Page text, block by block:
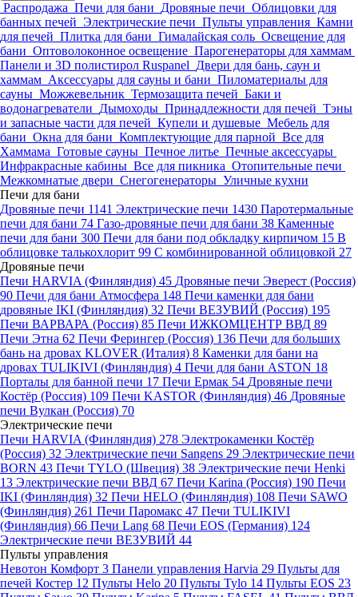
Распродажа Печи для бани Дровяные печи Облицовки для
банных печей Электрические печи Пульты управления Камни
для печей Плитка для бани Гималайская соль Освещение для
бани Оптоволоконное освещение Парогенераторы для хаммам
Панели и 3D полистирол Ruspanel Двери для бань, саун и
хаммам Аксессуары для сауны и бани Пиломатериалы для
сауны Можжевельник Термозащита печей Баки и
водонагреватели Дымоходы Принадлежности для печей Тэны
и запасные части для печей Купели и душевые Мебель для
бани Окна для бани Комплектующие для парной Все для
Хаммама Готовые сауны Печное литье Печные аксессуары
Инфракрасные кабины Все для пикника Отопительные печи
Межкомнатые двери Снегогенераторы Уличные кухни
Печи для бани
Дровяные печи 1141 Электрические печи 1430 Паротермальные
печи для бани 74 Газо-дровяные печи для бани 38 Каменные
печи для бани 300 Печи для бани под обкладку кирпичом 15 В
облицовке талькохлорит 99 С комбинированной облицовкой 27
Дровяные печи
Печи HARVIA (Финляндия) 45 Дровяные печи Эверест (Россия)
90 Печи для бани Атмосфера 148 Печи каменки для бани
дровяные IKI (Финляндия) 32 Печи ВЕЗУВИЙ (Россия) 195
Печи ВАРВАРА (Россия) 85 Печи ИЖКОМЦЕНТР ВВД 89
Печи Этна 62 Печи Ферингер (Россия) 136 Печи для больших
бань на дровах KLOVER (Италия) 8 Каменки для бани на
дровах TULIKIVI (Финляндия) 4 Печи для бани ASTON 18
Порталы для банной печи 17 Печи Ермак 54 Дровяные печи
Костёр (Россия) 109 Печи KASTOR (Финляндия) 46 Дровяные
печи Вулкан (Россия) 70
Электрические печи
Печи HARVIA (Финляндия) 278 Электрокаменки Костёр
(Россия) 32 Электрические печи Sangens 29 Электрические печи
BORN 43 Печи TYLO (Швеция) 38 Электрические печи Henki
13 Электрические печи ВВД 67 Печи Karina (Россия) 190 Печи
IKI (Финляндия) 32 Печи HELO (Финляндия) 108 Печи SAWO
(Финляндия) 261 Печи Паромакс 47 Печи TULIKIVI
(Финляндия) 66 Печи Lang 68 Печи EOS (Германия) 124
Электрические печи ВЕЗУВИЙ 44
Пульты управления
Невотон Комфорт 3 Панели управления Harvia 29 Пульты для
печей Костер 12 Пульты Helo 20 Пульты Tylo 14 Пульты EOS 23